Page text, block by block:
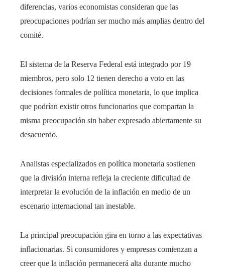
diferencias, varios economistas consideran que las
preocupaciones podrían ser mucho más amplias dentro del
comité.
El sistema de la Reserva Federal está integrado por 19
miembros, pero solo 12 tienen derecho a voto en las
decisiones formales de política monetaria, lo que implica
que podrían existir otros funcionarios que compartan la
misma preocupación sin haber expresado abiertamente su
desacuerdo.
Analistas especializados en política monetaria sostienen
que la división interna refleja la creciente dificultad de
interpretar la evolución de la inflación en medio de un
escenario internacional tan inestable.
La principal preocupación gira en torno a las expectativas
inflacionarias. Si consumidores y empresas comienzan a
creer que la inflación permanecerá alta durante mucho